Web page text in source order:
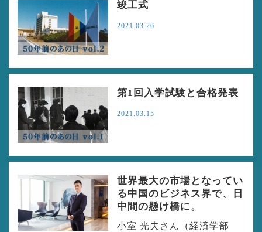
竣工式
2021.03.26
第1回入学試験と合格発表
2021.03.15
世界最大の市場となってい
る中国のビジネス界で、日
中間の懸け橋に。
小室 光夫さん（経済学部